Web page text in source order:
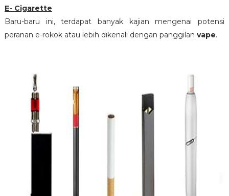
E- Cigarette
Baru-baru ini, terdapat banyak kajian mengenai potensi
peranan e-rokok atau lebih dikenali dengan panggilan vape.